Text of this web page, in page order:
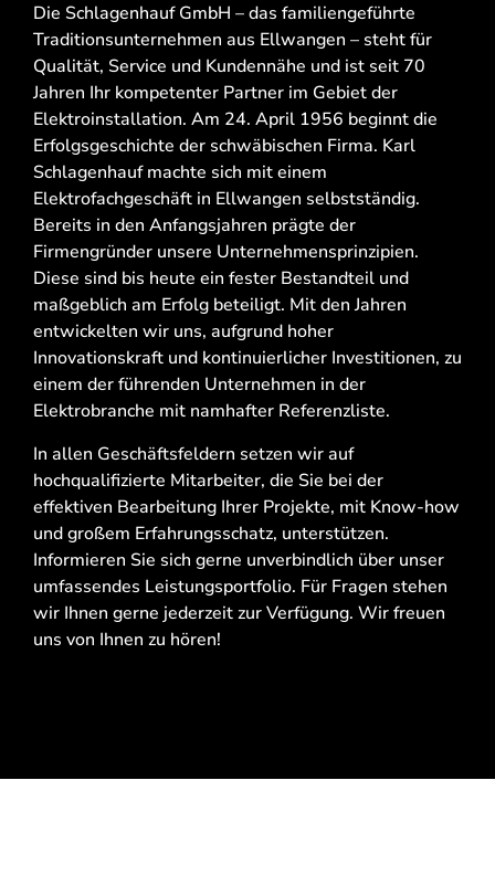
Die Schlagenhauf GmbH – das familiengeführte
Traditionsunternehmen aus Ellwangen – steht für
Qualität, Service und Kundennähe und ist seit 70
Jahren Ihr kompetenter Partner im Gebiet der
Elektroinstallation. Am 24. April 1956 beginnt die
Erfolgsgeschichte der schwäbischen Firma. Karl
Schlagenhauf machte sich mit einem
Elektrofachgeschäft in Ellwangen selbstständig.
Bereits in den Anfangsjahren prägte der
Firmengründer unsere Unternehmensprinzipien.
Diese sind bis heute ein fester Bestandteil und
maßgeblich am Erfolg beteiligt. Mit den Jahren
entwickelten wir uns, aufgrund hoher
Innovationskraft und kontinuierlicher Investitionen, zu
einem der führenden Unternehmen in der
Elektrobranche mit namhafter Referenzliste.
In allen Geschäftsfeldern setzen wir auf
hochqualifizierte Mitarbeiter, die Sie bei der
effektiven Bearbeitung Ihrer Projekte, mit Know-how
und großem Erfahrungsschatz, unterstützen.
Informieren Sie sich gerne unverbindlich über unser
umfassendes Leistungsportfolio. Für Fragen stehen
wir Ihnen gerne jederzeit zur Verfügung. Wir freuen
uns von Ihnen zu hören!